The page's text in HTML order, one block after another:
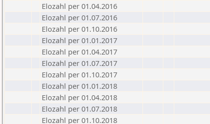
Elozahl per 01.04.2016
Elozahl per 01.07.2016
Elozahl per 01.10.2016
Elozahl per 01.01.2017
Elozahl per 01.04.2017
Elozahl per 01.07.2017
Elozahl per 01.10.2017
Elozahl per 01.01.2018
Elozahl per 01.04.2018
Elozahl per 01.07.2018
Elozahl per 01.10.2018